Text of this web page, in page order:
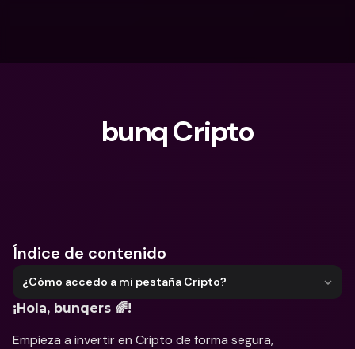
bunq Cripto
Índice de contenido
¿Cómo accedo a mi pestaña Cripto?
¡Hola, bunqers 🌈!
Empieza a invertir en Cripto de forma segura,